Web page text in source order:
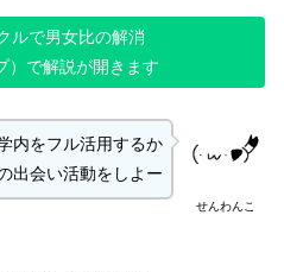
ルで男女比の解消
）で解説が開きます
せんわんこ
内をフル活用するか
出会い活動をしよー